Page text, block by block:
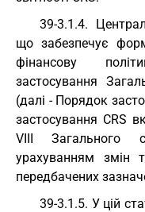
39-3.1.4.
що забезпечує
фінансову
застосування
(далі - Порядок
застосування CRS
VIII Загального
урахуванням змін
передбачених
39-3.1.5. У цій